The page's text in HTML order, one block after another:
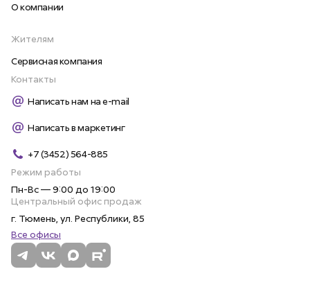
О компании
Жителям
Сервисная компания
Контакты
Написать нам на e-mail
Написать в маркетинг
+7 (3452) 564-885
Режим работы
Пн-Вс — 9:00 до 19:00
Центральный офис продаж
г. Тюмень, ул. Республики, 85
Все офисы